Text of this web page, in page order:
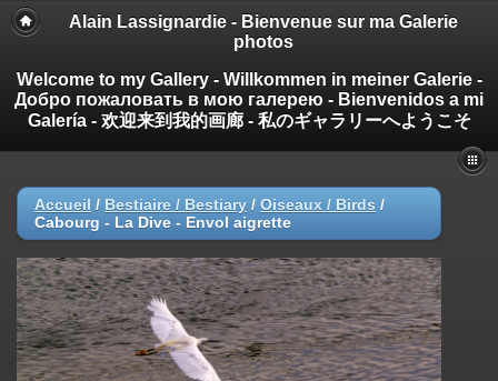
Alain Lassignardie - Bienvenue sur ma Galerie
photos
Welcome to my Gallery - Willkommen in meiner Galerie -
Добро пожаловать в мою галерею - Bienvenidos a mi
Galería - 欢迎来到我的画廊 - 私のギャラリーへようこそ
Accueil / Bestiaire / Bestiary / Oiseaux / Birds /
Cabourg - La Dive - Envol aigrette